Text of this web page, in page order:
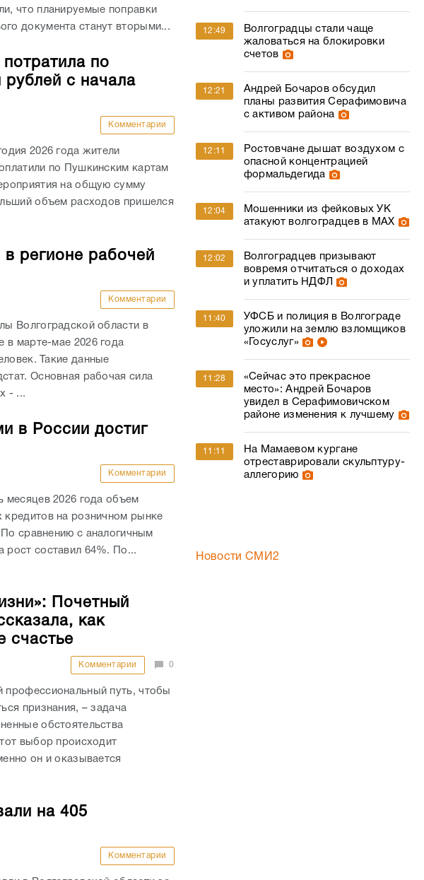
что планируемые поправки
документа станут вторыми...
по
с начала
Комментарии
2026 года жители
по Пушкинским картам
на общую сумму
объем расходов пришелся
в регионе рабочей
Комментарии
Волгоградской области в
в марте-мае 2026 года
Такие данные
Основная рабочая сила
- ...
в России достиг
Комментарии
месяцев 2026 года объем
кредитов на розничном рынке
сравнению с аналогичным
рост составил 64%. По...
Почетный
как
счастье
Комментарии 0
профессиональный путь, чтобы
признания, – задача
обстоятельства
выбор происходит
он и оказывается
на 405
Комментарии
12:49
Волгоградцы стали чаще
жаловаться на блокировки
счетов
12:21
Андрей Бочаров обсудил
планы развития Серафимовича
с активом района
12:11
Ростовчане дышат воздухом с
опасной концентрацией
формальдегида
12:04
Мошенники из фейковых УК
атакуют волгоградцев в МАХ
12:02
Волгоградцев призывают
вовремя отчитаться о доходах
и уплатить НДФЛ
11:40
УФСБ и полиция в Волгограде
уложили на землю взломщиков
«Госуслуг»
11:28
«Сейчас это прекрасное
место»: Андрей Бочаров
увидел в Серафимовичском
районе изменения к лучшему
11:11
На Мамаевом кургане
отреставрировали скульптуру-
аллегорию
Новости СМИ2